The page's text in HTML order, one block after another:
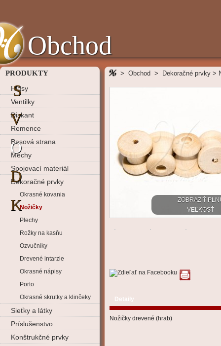
Obchod
PRODUKTY
Hlasy
Ventilky
Diskant
Remence
Basová strana
Mechy
Spojovací materiál
Dekoračné prvky
Okrasné kovania
Nožičky
Plechy
Rožky na kasňu
Ozvučníky
Drevené intarzie
Okrasné nápisy
Porto
Okrasné skrutky a klinčeky
Sieťky a látky
Príslušenstvo
Konštrukčné prvky
S
V
O
D
K
> Obchod > Dekoračné prvky >
ZOBRAZIŤ
VEĽKOSŤ
Detaily
Nožičky drevené (hrab)